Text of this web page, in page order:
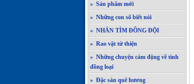
» Sản phẩm mới
» Những con số biết nói
» NHẮN TÌM ĐỒNG ĐỘI
» Rao vặt từ thiện
» Những chuyện cảm động về tình
đồng loại
» Đặc sản quê hương